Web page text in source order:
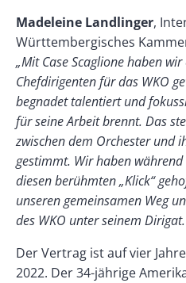
Madeleine Landlinger,
Württembergisches
„Mit Case Scaglione haben
Chefdirigenten für das WKO
begnadet talentiert und
für seine Arbeit brennt. Das
zwischen dem Orchester und
gestimmt. Wir haben während
diesen berühmten „Klick“
unseren gemeinsamen Weg
des WKO unter seinem Dirigat.
Der Vertrag ist auf vier
2022. Der 34-jährige